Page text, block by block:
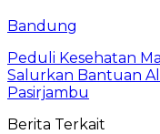
Bandung
Peduli Kesehatan
Salurkan Bantuan
Pasirjambu
Berita Terkait